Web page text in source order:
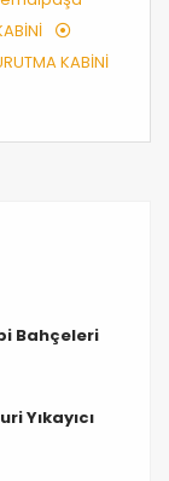
KABİNİ
Bahçeleri
Yıkayıcı